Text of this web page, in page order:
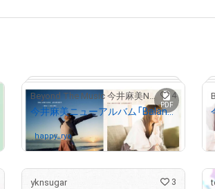
# 1/100
PDF
Beyond The Music 今井麻美NFTストア 4
今井麻美ニューアルバム「Balancing Journey」のCDデジタルブックレットNFT（通常盤）
happy_ryoさんが保有中
yknsugar 3